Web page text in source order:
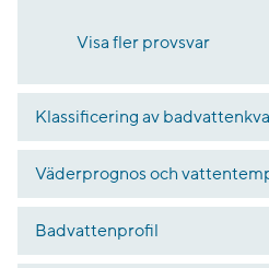
Visa fler provsvar
Klassificering av
Väderprognos och
Badvattenprofil